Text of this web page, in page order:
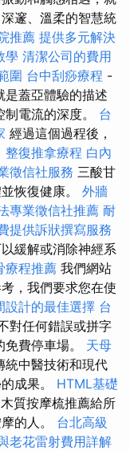
邃、溫柔的智慧統
推薦 提供多元解決
學 清潔公司的費用
圍 台中刮痧療程 -
是蓋亞體驗的描述
電流的深度。 台
經過這個過程後，
整復推拿療程 白內
徵信社服務 三酸甘
恢復健康。 外牆
專業徵信社推薦 耐
提供訴狀撰寫服務
緩解或消除神經系
療程推薦 我們網站
，我們要求您在使
設計的最佳選擇 台
對任何錯誤或拼字
費停車場。 天母
統中醫技術和現代
成果。 HTML基礎
木質按摩梳推薦給所
的人。 台北高級
老花雷射費用詳解